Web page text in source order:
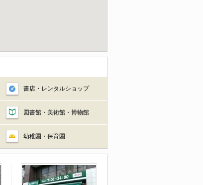
書店・レンタルショップ
図書館・美術館・博物館
幼稚園・保育園